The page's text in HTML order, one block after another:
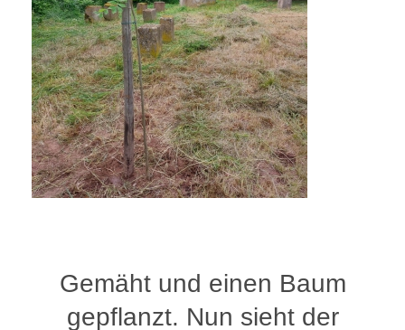
Gemäht und einen Baum
gepflanzt. Nun sieht der